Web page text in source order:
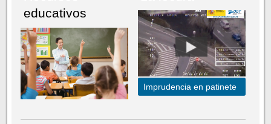
educativos
Imprudencia en patinete